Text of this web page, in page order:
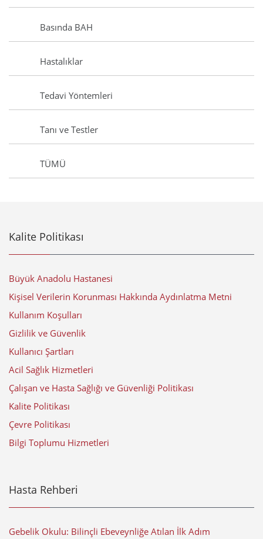
Basında BAH
Hastalıklar
Tedavi Yöntemleri
Tanı ve Testler
TÜMÜ
Kalite Politikası
Büyük Anadolu Hastanesi
Kişisel Verilerin Korunması Hakkında Aydınlatma Metni
Kullanım Koşulları
Gizlilik ve Güvenlik
Kullanıcı Şartları
Acil Sağlık Hizmetleri
Çalışan ve Hasta Sağlığı ve Güvenliği Politikası
Kalite Politikası
Çevre Politikası
Bilgi Toplumu Hizmetleri
Hasta Rehberi
Gebelik Okulu: Bilinçli Ebeveynliğe Atılan İlk Adım